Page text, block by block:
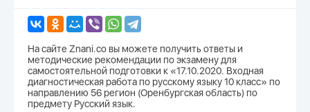
На сайте Znani.co вы можете получить ответы и
методические рекомендации по экзамену для
самостоятельной подготовки к «17.10.2020. Входная
диагностическая работа по русскому языку 10 класс» по
направлению 56 регион (Оренбургская область) по
предмету Русский язык.